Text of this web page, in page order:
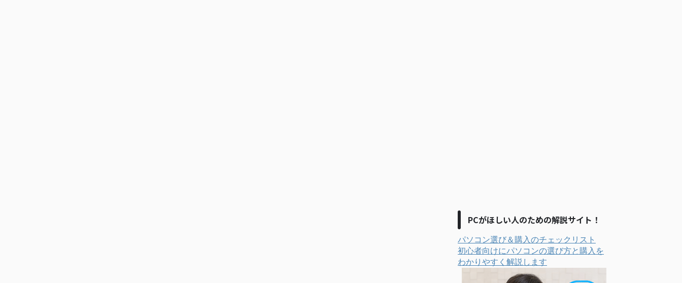
PCがほしい人のための解説サイト！
パソコン選び＆購入のチェックリスト
初心者向けにパソコンの選び方と購入を
わかりやすく解説します